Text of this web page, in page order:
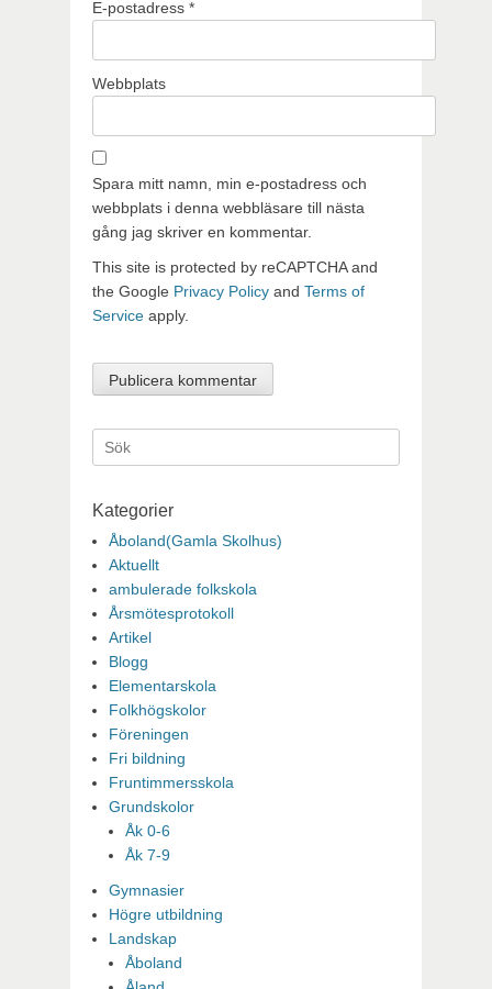
E-postadress *
Webbplats
Spara mitt namn, min e-postadress och
webbplats i denna webbläsare till nästa
gång jag skriver en kommentar.
This site is protected by reCAPTCHA and
the Google Privacy Policy and Terms of
Service apply.
Sök
efter:
Kategorier
Åboland(Gamla Skolhus)
Aktuellt
ambulerade folkskola
Årsmötesprotokoll
Artikel
Blogg
Elementarskola
Folkhögskolor
Föreningen
Fri bildning
Fruntimmersskola
Grundskolor
Åk 0-6
Åk 7-9
Gymnasier
Högre utbildning
Landskap
Åboland